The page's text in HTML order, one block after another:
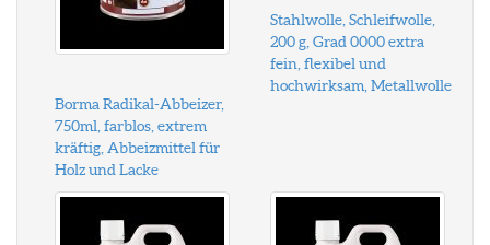
Borma Radikal-Abbeizer,
750ml, farblos, extrem
kräftig, Abbeizmittel für
Holz und Lacke
Stahlwolle, Schleifwolle,
200 g, Grad 0000 extra
fein, flexibel und
hochwirksam, Metallwolle